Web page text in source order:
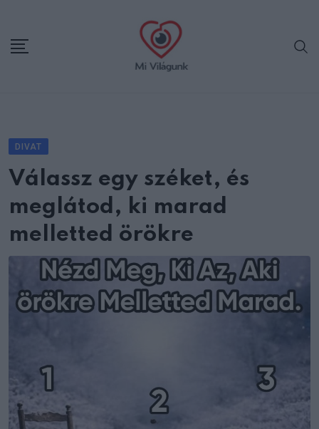
content
DIVAT
Válassz egy széket, és
meglátod, ki marad
melletted örökre